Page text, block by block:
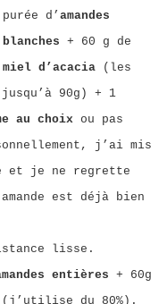
purée d’ amandes
blanches
miel d’acacia (les
90g) + 1
au choix ou pas
j’ai mis
et je ne regrette
est déjà bien
lisse.
entières + 60g
(j’utilise du 80%).